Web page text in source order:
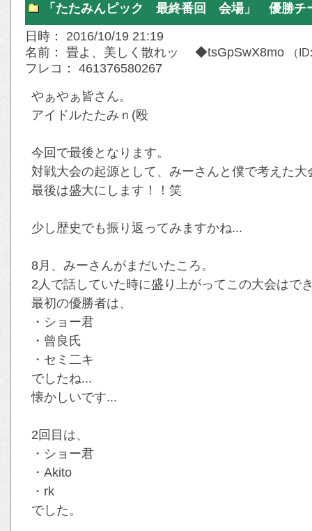
「たたみんピック 最終番回 会場」 優勝チ
日時： 2016/10/19 21:19
名前： 畳よ、美しく散れッ ◆tsGpSwX8mo
（
フレコ： 461376580267
やぁやぁ皆さん。
アイドルたたみｎ(殴
今回で最後となります。
対戦大会の起源として、みーさんと僕で考えた大
最後は盛大にします！！笑
少し歴史でも振り返ってみますかね...
8月、みーさんがまだいたころ。
2人で話していた時に盛り上がってこの大会はで
最初の優勝者は、
・ショー君
・曾良氏
・セミ二キ
でしたね...
懐かしいです...
2回目は、
・ショー君
・Akito
・rk
でした。